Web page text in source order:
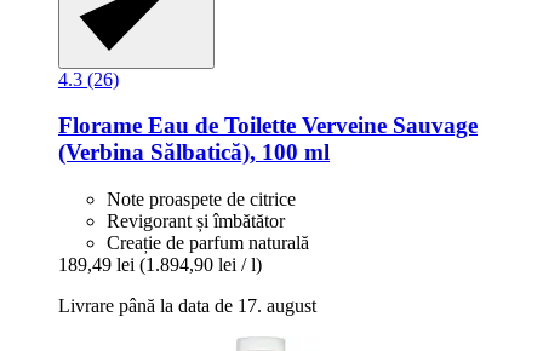
4.3 (26)
Florame Eau de Toilette Verveine Sauvage
(Verbina Sălbatică), 100 ml
Note proaspete de citrice
Revigorant și îmbătător
Creație de parfum naturală
189,49 lei (1.894,90 lei / l)
Livrare până la data de 17. august